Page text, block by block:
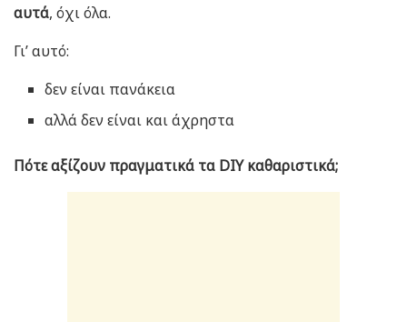
αυτά, όχι όλα.
Γι’ αυτό:
δεν είναι πανάκεια
αλλά δεν είναι και άχρηστα
Πότε αξίζουν πραγματικά τα DIY καθαριστικά;